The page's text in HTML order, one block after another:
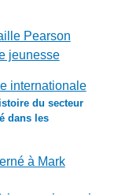
Pearson
jeunesse
internationale
du secteur
dans les
à Mark